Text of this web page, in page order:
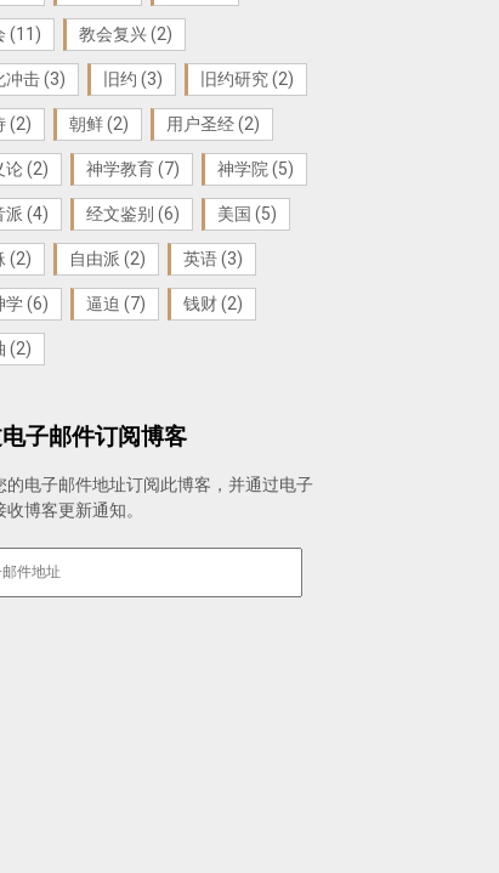
(11) 教会复兴(2)
冲击(3) 旧约 (3) 旧约研究(2)
(2) 朝鲜(2) 用户圣经(2)
论(2) 神学教育(7) 神学院 (5)
派 (4) 经文鉴别 (6) 美国 (5)
(2) 自由派 (2) 英语(3)
学(6) 逼迫 (7) 钱财(2)
(2)
子邮件订阅博客
的电子邮件地址订阅此博客，并通过电子
收博客更新通知。